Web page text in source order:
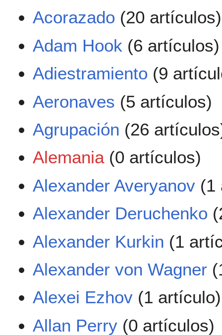
Acorazado (20 artículos)
Adam Hook (6 artículos)
Adiestramiento (9
Aeronaves (5 artículos)
Agrupación (26
Alemania(0 artículos)
Alexander Averyanov (1
Alexander Deruchenko
Alexander Kurkin (1
Alexander von Wagner
Alexei Ezhov (1 artículo)
Allan Perry (0 artículos)